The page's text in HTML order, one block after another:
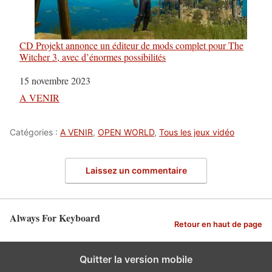
CD Projekt annonce un éditeur de mods complet pour The
Witcher 3, avec d’énormes possibilités
Date
15 novembre 2023
Par rapport à
A VENIR
Catégories : A VENIR, OPEN WORLD, Tous les jeux vidéo
Laissez un commentaire
Always For Keyboard Retour en haut de page
Quitter la version mobile